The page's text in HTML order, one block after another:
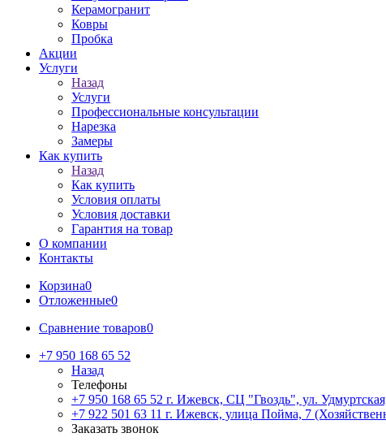
Керамогранит
Ковры
Пробка
Акции
Услуги
Назад
Услуги
Профессиональные консультации
Нарезка
Замеры
Как купить
Назад
Как купить
Условия оплаты
Условия доставки
Гарантия на товар
О компании
Контакты
Корзина0
Отложенные0
Сравнение товаров0
+7 950 168 65 52
Назад
Телефоны
+7 950 168 65 52 г. Ижевск, СЦ "Гвоздь", ул.
+7 922 501 63 11 г. Ижевск, улица Пойма, 7
Заказать звонок